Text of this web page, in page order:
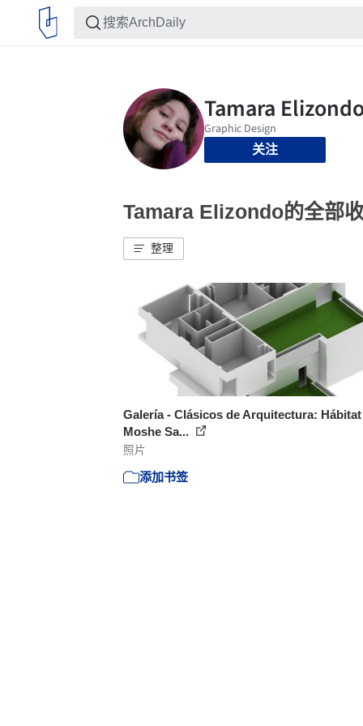
关注
Tamara Elizondo的全部
整理
Galería - Clásicos de Arquitectura: Hábitat
Moshe Sa...
照片
添加书签